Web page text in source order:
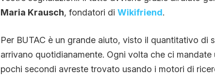
Maria Krausch, fondatori di Wikifriend.
Per BUTAC è un grande aiuto, visto il quantitativo di
arrivano quotidianamente. Ogni volta che ci
pochi secondi avreste trovato usando i motori di